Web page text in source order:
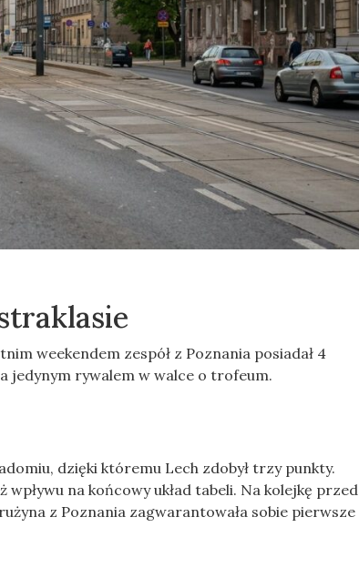
weekendem zespół z Poznania posiadał 4
jedynym rywalem w walce o trofeum.
dzięki któremu Lech zdobył trzy punkty.
na końcowy układ tabeli. Na kolejkę przed
z Poznania zagwarantowała sobie pierwsze